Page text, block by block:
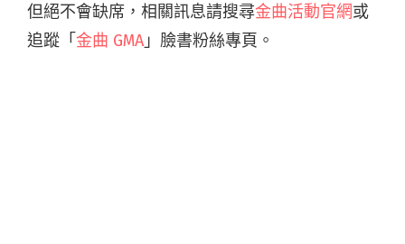
但絕不會缺席，相關訊息請搜尋金曲活動官網或
追蹤「金曲 GMA 」臉書粉絲專頁。